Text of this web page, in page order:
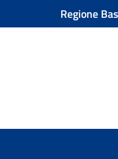
Regione